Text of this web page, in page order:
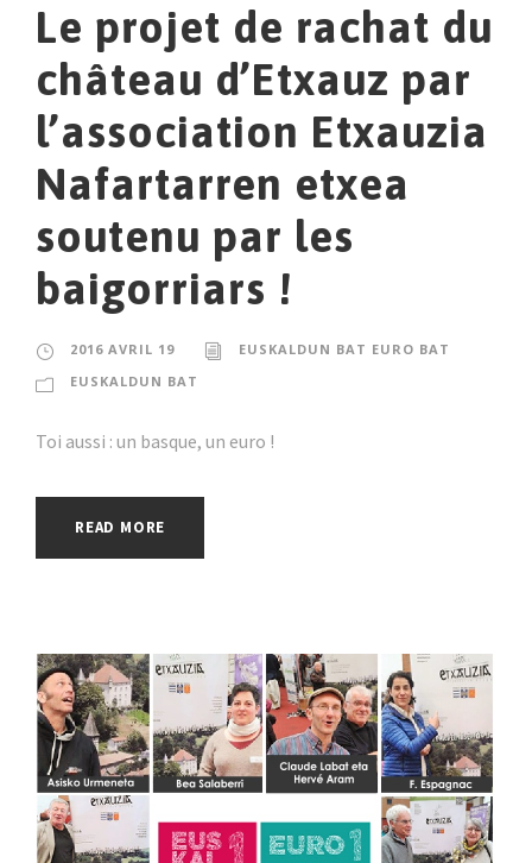
Le projet de rachat du
château d’Etxauz par
l’association Etxauzia
Nafartarren etxea
soutenu par les
baigorriars !
2016 AVRIL 19
EUSKALDUN BAT EURO BAT
EUSKALDUN BAT
Toi aussi : un basque, un euro !
READ MORE